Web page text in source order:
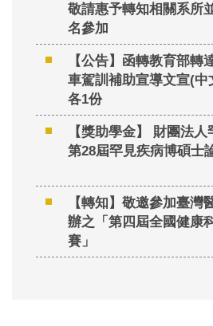
敬請惠予轉知相關系所
名參加
【公告】函轉教育部轉
車駕訓補助宣導文宣(中
各1份
【獎助學金】 財團法
第28屆罕見疾病博碩士
【轉知】敬邀參加臺灣
辦之「第四屆全國健康
賽」